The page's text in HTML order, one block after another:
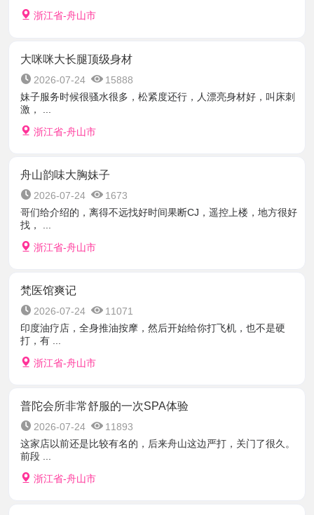
浙江省-舟山市
大咪咪大长腿顶级身材
2026-07-24
15888
妹子服务时候很骚水很多，松紧度还行，人漂亮身材好，叫床刺
激， ...
浙江省-舟山市
舟山韵味大胸妹子
2026-07-24
1673
哥们给介绍的，离得不远找好时间果断CJ，遥控上楼，地方很好
找， ...
浙江省-舟山市
梵医馆爽记
2026-07-24
11071
印度油疗店，全身推油按摩，然后开始给你打飞机，也不是硬
打，有 ...
浙江省-舟山市
普陀会所非常舒服的一次SPA体验
2026-07-24
11893
这家店以前还是比较有名的，后来舟山这边严打，关门了很久。
前段 ...
浙江省-舟山市